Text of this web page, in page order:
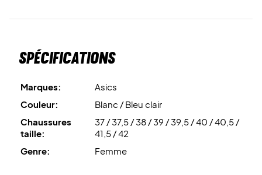
Spécifications
Marques:
Asics
Couleur:
Blanc / Bleu clair
Chaussures
taille:
37 / 37,5 / 38 / 39 / 39,5 / 40 / 40,5 /
41,5 / 42
Genre:
Femme